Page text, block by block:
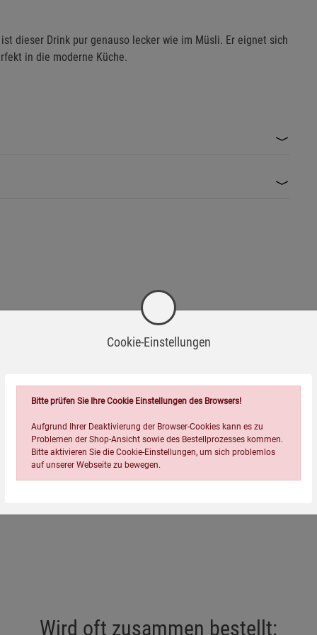
dieser Drink pur genauso lecker wie im Müsli. Er eignet sich
in die moderne Küche.
Wird oft zusammen bestellt:
Cookie-Einstellungen
Bitte prüfen Sie Ihre Cookie Einstellungen des Browsers!
Aufgrund Ihrer Deaktivierung der Browser-Cookies kann es zu
Problemen der Shop-Ansicht sowie des Bestellprozesses kommen.
Bitte aktivieren Sie die Cookie-Einstellungen, um sich problemlos
auf unserer Webseite zu bewegen.